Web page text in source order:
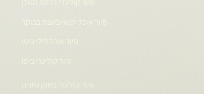
סיור קולינרי בשוק נתניה